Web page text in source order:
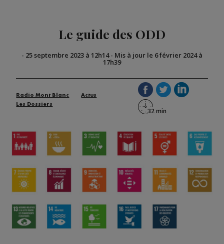
Le guide des ODD
- 25 septembre 2023 à 12h14- Mis à jour le 6 février 2024 à
17h39
Radio Mont Blanc
Actus
Les Dossiers